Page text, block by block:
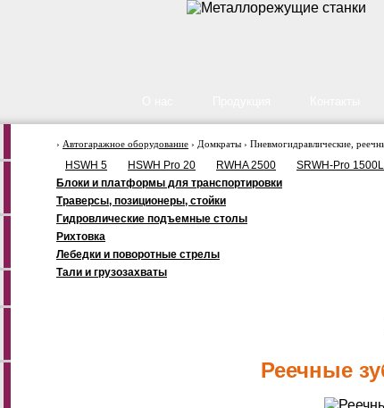
› Автогаражное оборудование › Домкраты › Пневмогидравлические,
HSWH 5 HSWH Pro 20 RWHA 2500 SRWH-Pro 1500L
Блоки и платформы для транспортировки
Траверсы, позиционеры, стойки
Гидровлические подъемные столы
Рихтовка
Лебедки и поворотные стрелы
Тали и грузозахваты
Реечные